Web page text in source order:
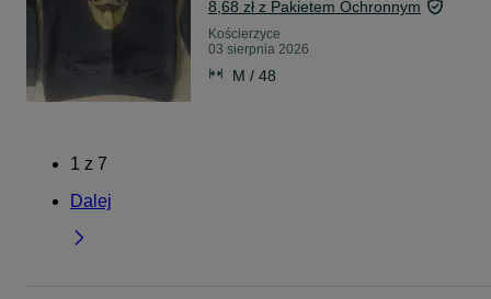
8,68 zł z Pakietem Ochronnym
Kościerzyce
03 sierpnia 2026
M / 48
1 z 7
Dalej